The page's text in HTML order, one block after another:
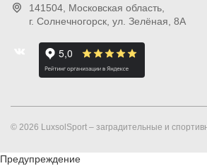
141504 , Московская область,
г. Солнечногорск ул. Зелёная, 8А
© 2026 LuxsolSport – заградительные и
Предупреждение